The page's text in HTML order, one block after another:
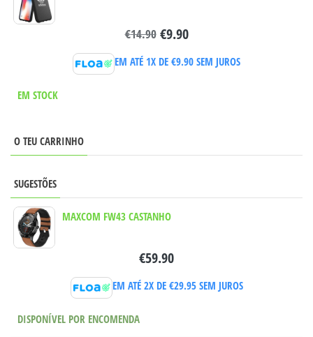
€14.90 €9.90
EM ATÉ 1X DE €9.90 SEM JUROS
EM STOCK
O TEU CARRINHO
SUGESTÕES
MAXCOM FW43 CASTANHO
€59.90
EM ATÉ 2X DE €29.95SEM JUROS
DISPONÍVEL POR ENCOMENDA